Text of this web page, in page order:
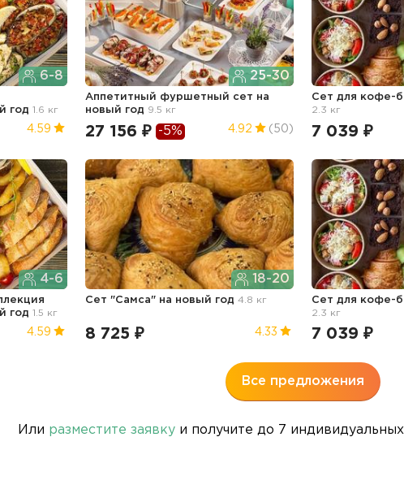
6-8
год 1.6 кг
4.59
25-30
Аппетитный фуршетный сет
на
новый год 9.5 кг
27 156 ₽ -5% 4.92 (50)
Сет для кофе-
2.3 кг
7 039 ₽
4-6
год 1.5 кг
4.59
18-20
Сет "Самса" на новый год 4.8 кг
8 725 ₽ 4.33
Сет для кофе-
2.3 кг
7 039 ₽
Все предложения
Или разместите заявку и получите до 7